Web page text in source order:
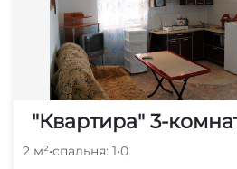
"Квартира" 3-
2 м²•спальня: 1•0